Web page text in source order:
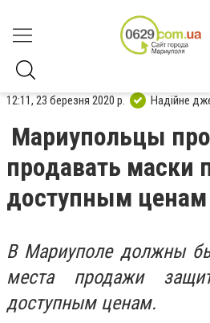
12:11, 23 березня 2020 р. Надійне
Мариупольцы
продавать маски
доступным ценам
В Мариуполе должны
места продажи
доступным ценам.